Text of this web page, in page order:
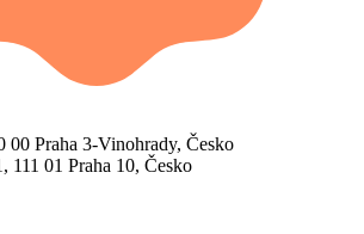
00 Praha 3-Vinohrady, Česko
111 01 Praha 10, Česko